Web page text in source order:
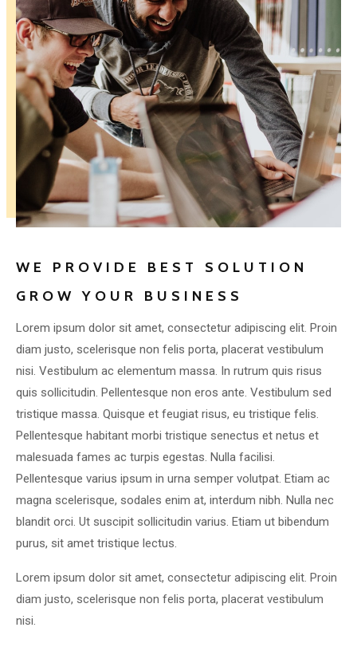
WE PROVIDE BEST SOLUTION
GROW YOUR BUSINESS
Lorem ipsum dolor sit amet, consectetur adipiscing elit. Proin
diam justo, scelerisque non felis porta, placerat vestibulum
nisi. Vestibulum ac elementum massa. In rutrum quis risus
quis sollicitudin. Pellentesque non eros ante. Vestibulum sed
tristique massa. Quisque et feugiat risus, eu tristique felis.
Pellentesque habitant morbi tristique senectus et netus et
malesuada fames ac turpis egestas. Nulla facilisi.
Pellentesque varius ipsum in urna semper volutpat. Etiam ac
magna scelerisque, sodales enim at, interdum nibh. Nulla nec
blandit orci. Ut suscipit sollicitudin varius. Etiam ut bibendum
purus, sit amet tristique lectus.
Lorem ipsum dolor sit amet, consectetur adipiscing elit. Proin
diam justo, scelerisque non felis porta, placerat vestibulum
nisi.